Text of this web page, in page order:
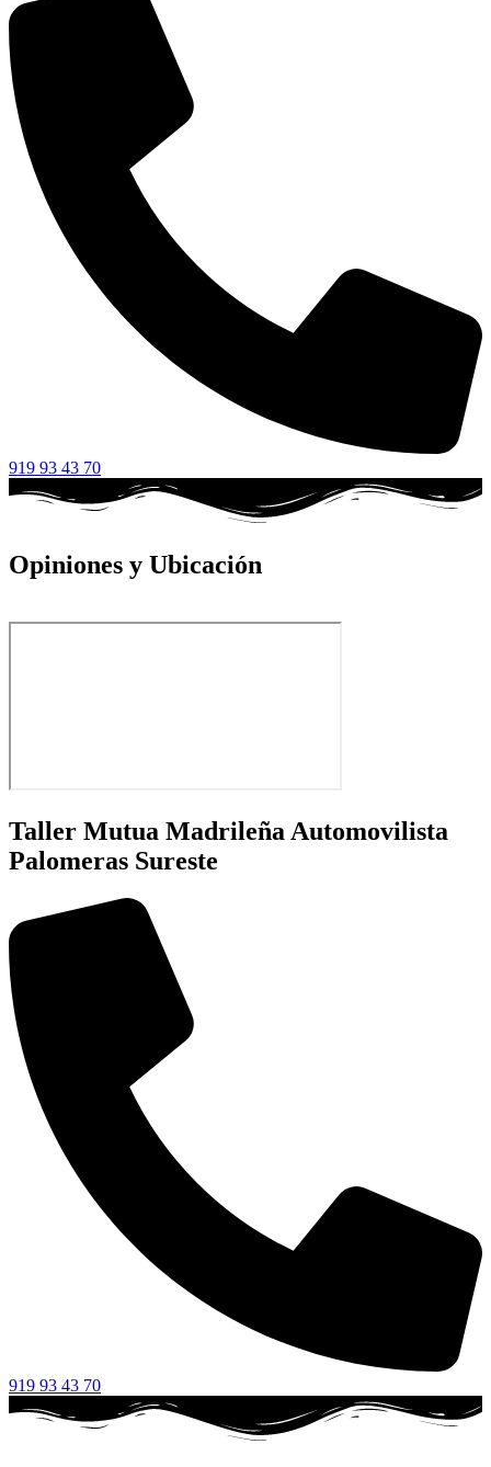
919 93 43 70
Opiniones y Ubicación
Taller Mutua Madrileña Automovilista
Palomeras Sureste
919 93 43 70